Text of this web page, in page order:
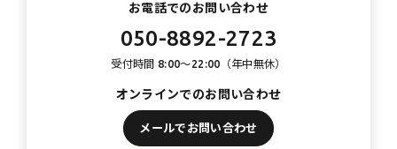
お電話でのお問い合わせ
050-8892-2723
受付時間 8:00〜22:00（年中無休）
オンラインでのお問い合わせ
メールでお問い合わせ